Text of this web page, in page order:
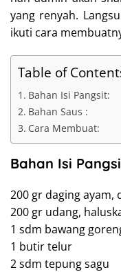
yang renyah.
ikuti cara
Table of
Bahan Isi Pangsit:
Bahan Saus :
Cara Membuat:
Bahan Isi
200 gr daging ayam,
200 gr udang,
1 sdm bawang
1 butir telur
2 sdm tepung sagu